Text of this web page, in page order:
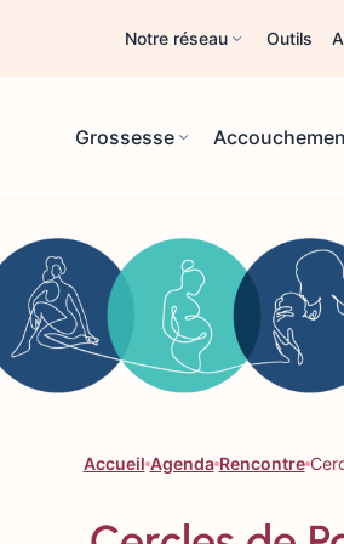
Notre réseau Outils
Grossesse
Accueil Agenda Rencontre